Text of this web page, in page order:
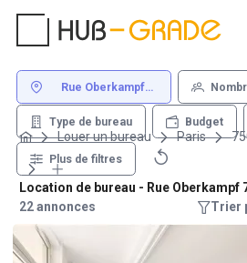
Rue Oberkampf
Type de bureau Budget
Plus de filtres
Louer un bureau Paris
Location de bureau - Rue Oberkampf
22 annonces
Trier